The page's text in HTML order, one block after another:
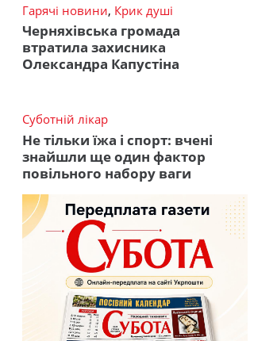
Гарячі новини, Крик душі
Черняхівська громада
втратила захисника
Олександра Капустіна
Суботній лікар
Не тільки їжа і спорт: вчені
знайшли ще один фактор
повільного набору ваги